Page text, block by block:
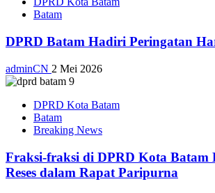
Batam
DPRD Batam Hadiri Peringatan
adminCN 2 Mei 2026
DPRD Kota Batam
Batam
Breaking News
Fraksi-fraksi di DPRD Kota Batam
Reses dalam Rapat Paripurna